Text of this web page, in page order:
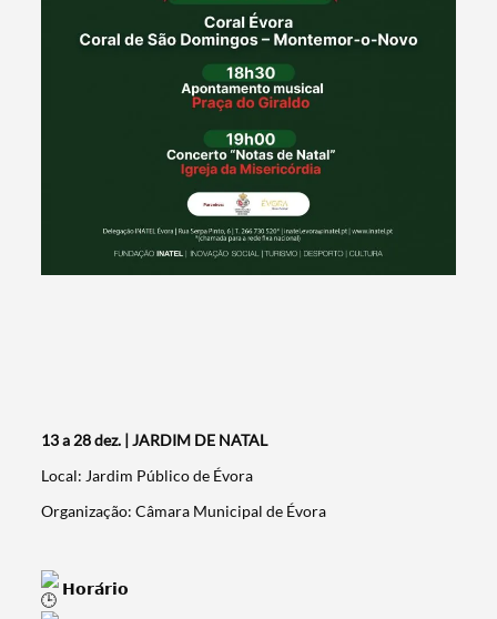
13 a 28 dez. | JARDIM DE NATAL
Local: Jardim Público de Évora
Organização: Câmara Municipal de Évora
𝗛𝗼𝗿𝗮́𝗿𝗶𝗼